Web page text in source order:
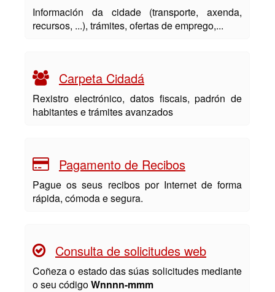
Información da cidade (transporte, axenda,
recursos, ...), trámites, ofertas de emprego,...
Carpeta Cidadá
Rexistro electrónico, datos fiscais, padrón de
habitantes e trámites avanzados
Pagamento de Recibos
Pague os seus recibos por Internet de forma
rápida, cómoda e segura.
Consulta de solicitudes web
Coñeza o estado das súas solicitudes mediante
o seu códigoWnnnn-mmm